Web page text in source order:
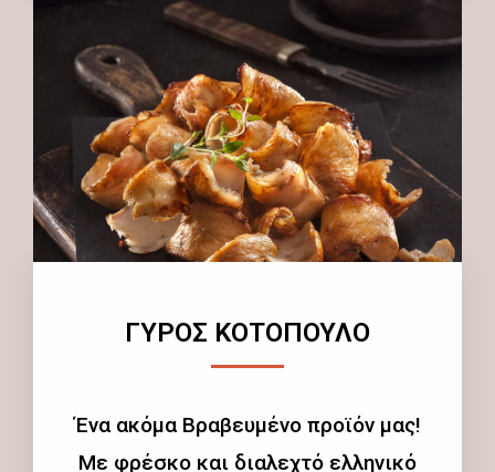
ΓΥΡΟΣ ΚΟΤΟΠΟΥΛΟ
Ένα ακόμα Βραβευμένο προϊόν μας!
Με φρέσκο και διαλεχτό ελληνικό